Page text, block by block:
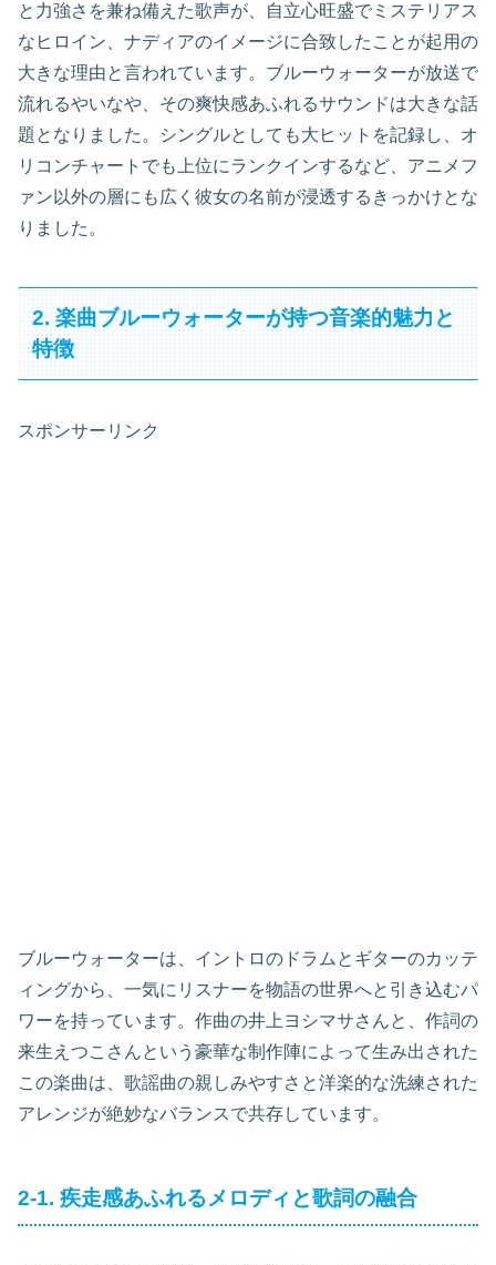
と力強さを兼ね備えた歌声が、自立心旺盛でミステリアス
なヒロイン、ナディアのイメージに合致したことが起用の
大きな理由と言われています。ブルーウォーターが放送で
流れるやいなや、その爽快感あふれるサウンドは大きな話
題となりました。シングルとしても大ヒットを記録し、オ
リコンチャートでも上位にランクインするなど、アニメフ
ァン以外の層にも広く彼女の名前が浸透するきっかけとな
りました。
2. 楽曲ブルーウォーターが持つ音楽的魅力と
特徴
スポンサーリンク
ブルーウォーターは、イントロのドラムとギターのカッテ
ィングから、一気にリスナーを物語の世界へと引き込むパ
ワーを持っています。作曲の井上ヨシマサさんと、作詞の
来生えつこさんという豪華な制作陣によって生み出された
この楽曲は、歌謡曲の親しみやすさと洋楽的な洗練された
アレンジが絶妙なバランスで共存しています。
2-1. 疾走感あふれるメロディと歌詞の融合